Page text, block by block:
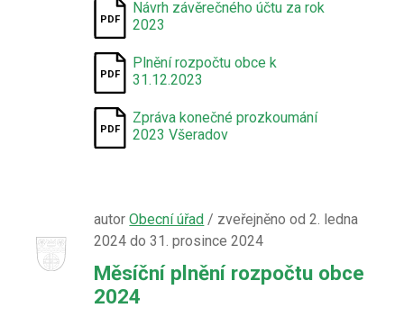
Návrh závěrečného účtu za rok
2023
Plnění rozpočtu obce k
31.12.2023
Zpráva konečné prozkoumání
2023 Všeradov
autorObecní úřad / zveřejněno od 2. ledna
2024 do 31. prosince 2024
Měsíční plnění rozpočtu obce
2024